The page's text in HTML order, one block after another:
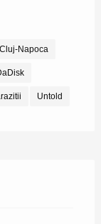
Cluj-Napoca
Untold